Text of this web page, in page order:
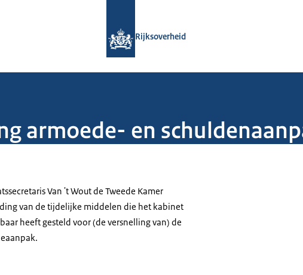
Rijksoverheid
armoede- en
Van 't Wout de Tweede Kamer
van de tijdelijke middelen die het kabinet
heeft gesteld voor (de versnelling van) de